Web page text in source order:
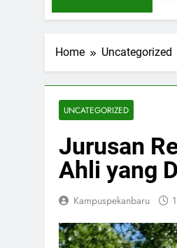
Home Uncategorized
UNCATEGORIZED
Jurusan
Ahli yang
Kampuspekanbaru